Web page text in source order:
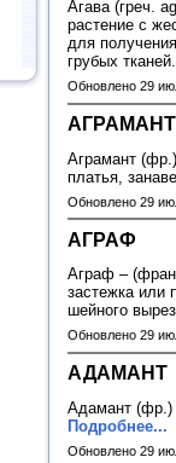
Агава (греч.
растение с
для
грубых
Обновлено 29
АГРАМАНТ
Аграмант
платья,
Обновлено 29
АГРАФ
Аграф –
застежка или
шейного
Обновлено 29
АДАМАНТ
Адамант (фр.)
Подробнее...
Обновлено 29